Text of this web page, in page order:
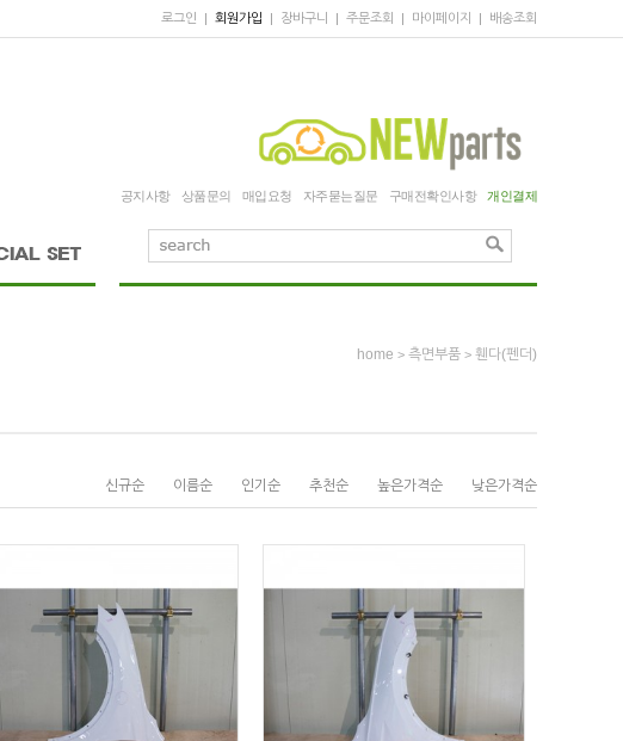
로그인 | 회원가입 | 장바구니 | 주문조회 | 마이페이지 | 배송조회
공지사항
상품문의 매입요청 자주묻는질문 구매전확인사항 개인결제
home > 측면부품 > 휀다(펜더)
신규순 이름순 인기순 추천순 높은가격순 낮은가격순